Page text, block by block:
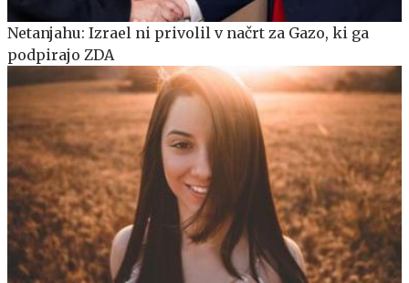
Netanjahu: Izrael ni privolil v načrt za Gazo, ki ga
podpirajo ZDA